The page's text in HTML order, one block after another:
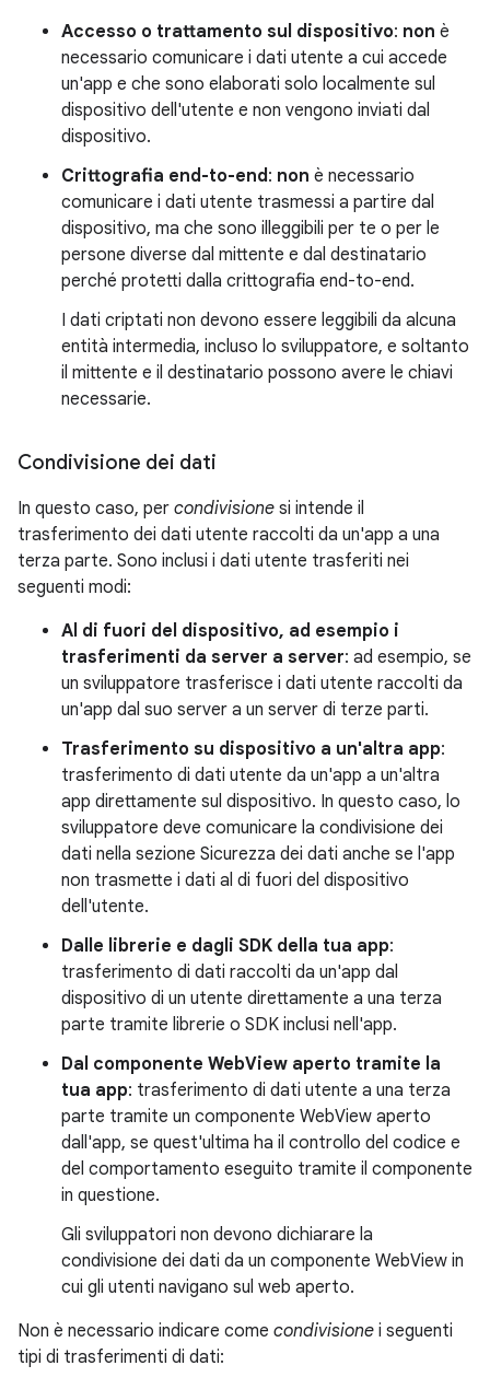
Accesso o trattamento sul dispositivo: non è
necessario comunicare i dati utente a cui accede
un'app e che sono elaborati solo localmente sul
dispositivo dell'utente e non vengono inviati dal
dispositivo.
Crittografia end-to-end: non è necessario
comunicare i dati utente trasmessi a partire dal
dispositivo, ma che sono illeggibili per te o per le
persone diverse dal mittente e dal destinatario
perché protetti dalla crittografia end-to-end.
I dati criptati non devono essere leggibili da alcuna
entità intermedia, incluso lo sviluppatore, e soltanto
il mittente e il destinatario possono avere le chiavi
necessarie.
Condivisione dei dati
In questo caso, per condivisione si intende il
trasferimento dei dati utente raccolti da un'app a una
terza parte. Sono inclusi i dati utente trasferiti nei
seguenti modi:
Al di fuori del dispositivo, ad esempio i
trasferimenti da server a server: ad esempio, se
un sviluppatore trasferisce i dati utente raccolti da
un'app dal suo server a un server di terze parti.
Trasferimento su dispositivo a un'altra app:
trasferimento di dati utente da un'app a un'altra
app direttamente sul dispositivo. In questo caso, lo
sviluppatore deve comunicare la condivisione dei
dati nella sezione Sicurezza dei dati anche se l'app
non trasmette i dati al di fuori del dispositivo
dell'utente.
Dalle librerie e dagli SDK della tua app:
trasferimento di dati raccolti da un'app dal
dispositivo di un utente direttamente a una terza
parte tramite librerie o SDK inclusi nell'app.
Dal componente WebView aperto tramite la
tua app: trasferimento di dati utente a una terza
parte tramite un componente WebView aperto
dall'app, se quest'ultima ha il controllo del codice e
del comportamento eseguito tramite il componente
in questione.
Gli sviluppatori non devono dichiarare la
condivisione dei dati da un componente WebView in
cui gli utenti navigano sul web aperto.
Non è necessario indicare come condivisione i seguenti
tipi di trasferimenti di dati: